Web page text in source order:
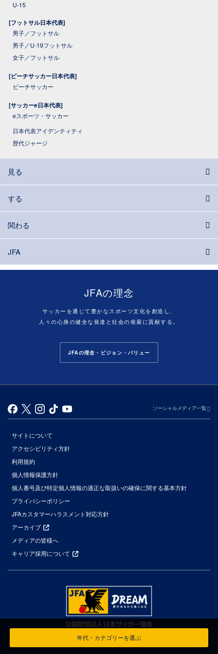
U-15
[フットサル日本代表]
男子／フットサル
男子／U-19フットサル
女子／フットサル
[ビーチサッカー日本代表]
ビーチサッカー
[サッカーe日本代表]
eスポーツ・サッカー
日本代表アイデンティティ
歴代ジャージ
見る
する
関わる
JFA
JFAの理念
サッカーを通じて豊かなスポーツ文化を創造し、
人々の心身の健全な発達と社会の発展に貢献する。
JFAの理念・ビジョン・バリュー
ソーシャルメディア一覧
サイトについて
アクセシビリティ方針
利用規約
個人情報保護方針
個人番号及び特定個人情報の適正な取扱いの確保に関する基本方針
プライバシーポリシー
JFAカスタマーハラスメント対応方針
アーカイブ
メディアの皆様へ
キャリア採用について
© Japan Football Association All Rights Reserved.
年代・カテゴリーを選ぶ